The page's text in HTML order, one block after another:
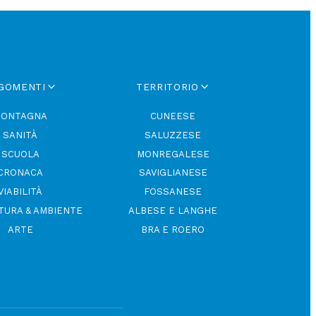
SANITÀ
SCUOLA
& AMBIENTE
ARTE
TERRITORIO
CUNEESE
SALUZZESE
MONREGALESE
SAVIGLIANESE
FOSSANESE
ALBESE E LANGHE
BRA E ROERO